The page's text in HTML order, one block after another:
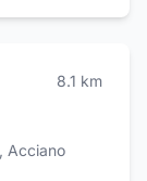
8.1 km
, Acciano